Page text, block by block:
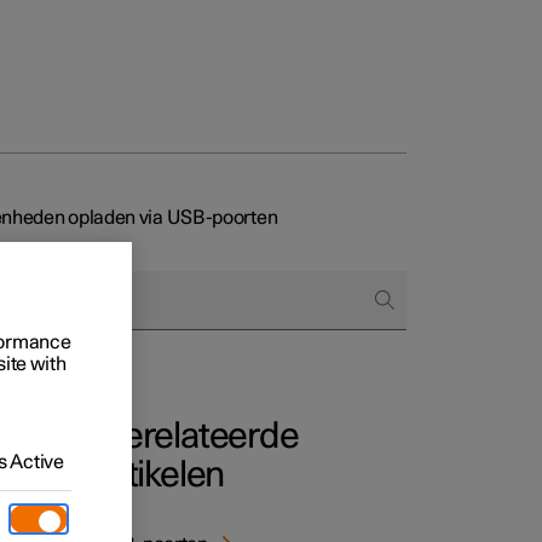
opladen via USB-poorten
Gerelateerde
artikelen
with
Active